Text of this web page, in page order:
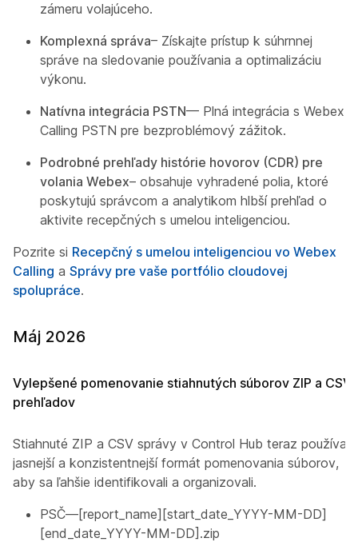
zámeru volajúceho.
Komplexná správa– Získajte prístup k súhrnnej
správe na sledovanie používania a optimalizáciu
výkonu.
Natívna integrácia PSTN— Plná integrácia s Webex
Calling PSTN pre bezproblémový zážitok.
Podrobné prehľady histórie hovorov (CDR) pre
volania Webex– obsahuje vyhradené polia, ktoré
poskytujú správcom a analytikom hlbší prehľad o
aktivite recepčných s umelou inteligenciou.
Pozrite si Recepčný s umelou inteligenciou vo Webex
Calling a Správy pre vaše portfólio cloudovej
spolupráce.
Máj 2026
Vylepšené pomenovanie stiahnutých súborov ZIP a CSV
prehľadov
Stiahnuté ZIP a CSV správy v Control Hub teraz používajú
jasnejší a konzistentnejší formát pomenovania súborov,
aby sa ľahšie identifikovali a organizovali.
PSČ—[report_name][start_date_YYYY-MM-DD]
[end_date_YYYY-MM-DD].zip